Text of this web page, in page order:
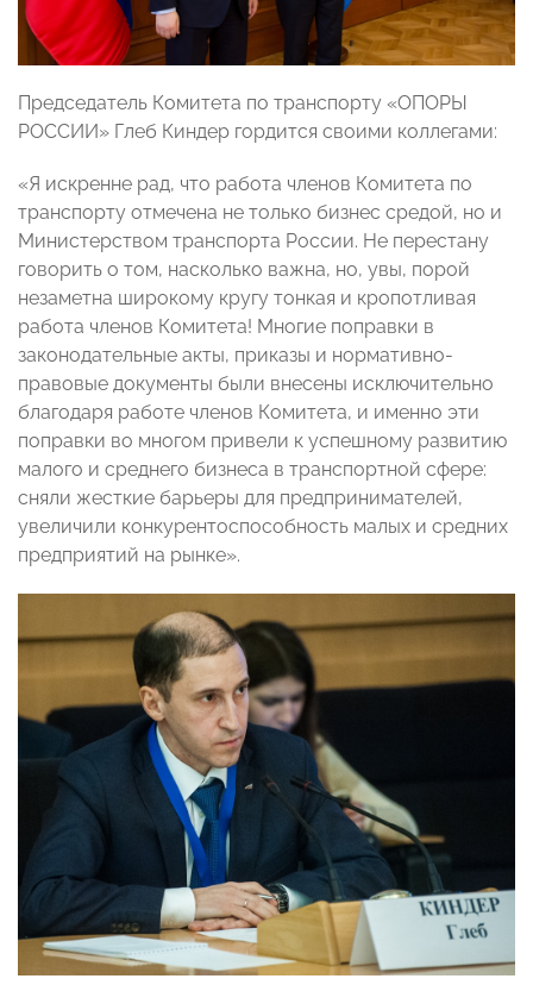
Председатель Комитета по транспорту «ОПОРЫ
РОССИИ» Глеб Киндер гордится своими коллегами:
«Я искренне рад, что работа членов Комитета по
транспорту отмечена не только бизнес средой, но и
Министерством транспорта России. Не перестану
говорить о том, насколько важна, но, увы, порой
незаметна широкому кругу тонкая и кропотливая
работа членов Комитета! Многие поправки в
законодательные акты, приказы и нормативно-
правовые документы были внесены исключительно
благодаря работе членов Комитета, и именно эти
поправки во многом привели к успешному развитию
малого и среднего бизнеса в транспортной сфере:
сняли жесткие барьеры для предпринимателей,
увеличили конкурентоспособность малых и средних
предприятий на рынке».